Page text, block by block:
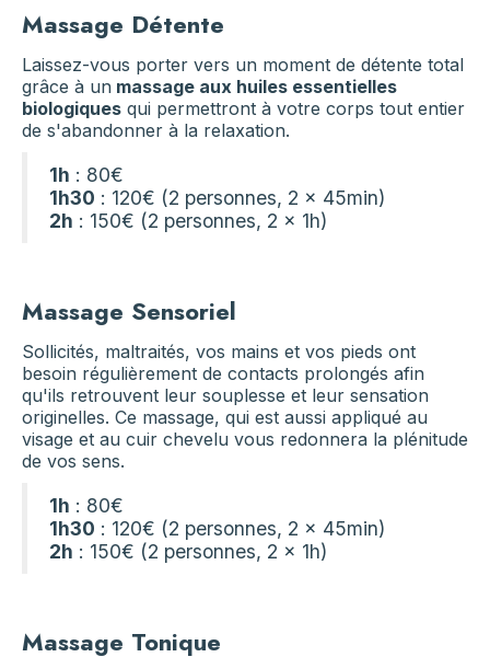
Massage Détente
Laissez-vous porter vers un moment de détente total
grâce à un massage aux huiles essentielles
biologiques qui permettront à votre corps tout entier
de s'abandonner à la relaxation.
1h : 80€
1h30 : 120€ (2 personnes, 2 x 45min)
2h : 150€ (2 personnes, 2 x 1h)
Massage Sensoriel
Sollicités, maltraités, vos mains et vos pieds ont
besoin régulièrement de contacts prolongés afin
qu'ils retrouvent leur souplesse et leur sensation
originelles. Ce massage, qui est aussi appliqué au
visage et au cuir chevelu vous redonnera la plénitude
de vos sens.
1h : 80€
1h30 : 120€ (2 personnes, 2 x 45min)
2h : 150€ (2 personnes, 2 x 1h)
Massage Tonique